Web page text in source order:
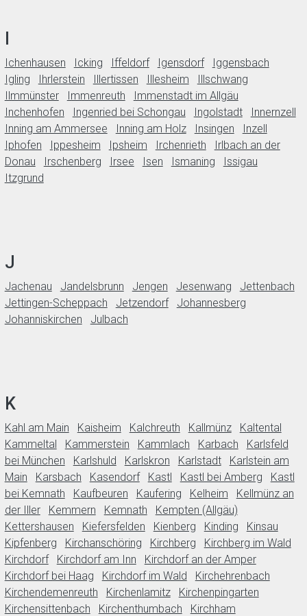
Ichenhausen Icking Iffeldorf Igensdorf
Iggensbach
Igling
Ihrlerstein Illertissen Illesheim
Illschwang
Ilmmünster
Immenreuth
Immenstadt im Allgäu
Inchenhofen
Ingenried bei Schongau Ingolstadt
Innernzell
Inning am Ammersee
Inning am Holz Insingen
Inzell
Iphofen
Ippesheim Ipsheim Irchenrieth
Irlbach an der
Donau
Irschenberg Irsee Isen Ismaning
Issigau
Itzgrund
J
Jachenau Jandelsbrunn Jengen Jesenwang
Jettenbach
Jettingen-Scheppach
Jetzendorf
Johannesberg
Johanniskirchen
Julbach
K
Kahl am Main Kaisheim Kalchreuth Kallmünz
Kaltental
Kammeltal
Kammerstein Kammlach Karbach
Karlsfeld
bei München
Karlshuld Karlskron Karlstadt
Karlstein am
Main
Karsbach Kasendorf Kastl Kastl bei Amberg
Kastl
bei Kemnath
Kaufbeuren Kaufering Kelheim
Kellmünz an
der Iller
Kemmern Kemnath
Kempten (Allgäu)
Kettershausen
Kiefersfelden Kienberg Kinding
Kinsau
Kipfenberg
Kirchanschöring Kirchberg
Kirchberg im Wald
Kirchdorf
Kirchdorf am Inn
Kirchdorf an der Amper
Kirchdorf bei Haag
Kirchdorf im Wald
Kirchehrenbach
Kirchendemenreuth
Kirchenlamitz
Kirchenpingarten
Kirchensittenbach
Kirchenthumbach
Kirchham